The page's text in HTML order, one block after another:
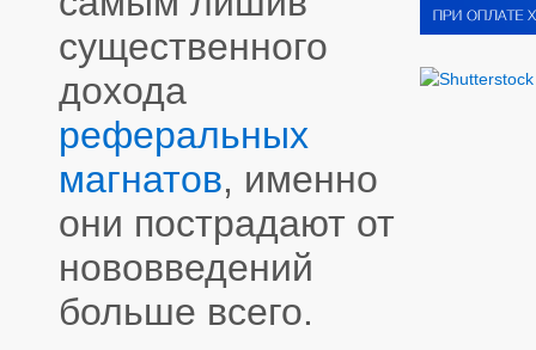
существенного
дохода
реферальных
магнатов, именно
они пострадают от
нововведений
больше всего.